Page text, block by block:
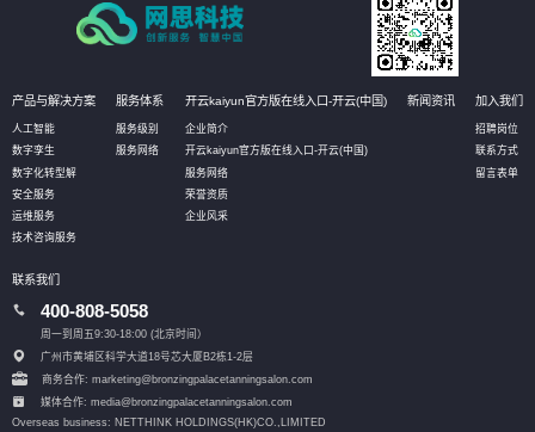
产品与解决方案
人工智能
数字孪生
数字化转型解
安全服务
运维服务
技术咨询服务
服务体系
服务级别
服务网络
开云kaiyun官方版在线入口-开云(中国)
企业简介
开云kaiyun官方版在线入口-开云(中国)
服务网络
荣誉资质
企业风采
新闻资讯 加入我们
招聘岗位
联系方式
留言表单
联系我们
400-808-5058
周一到周五9:30-18:00 (北京时间）
广州市黄埔区科学大道18号芯大厦B2栋1-2层
商务合作: marketing@bronzingpalacetanningsalon.com
媒体合作: media@bronzingpalacetanningsalon.com
Overseas business: NETTHINK HOLDINGS(HK)CO.,LIMITED